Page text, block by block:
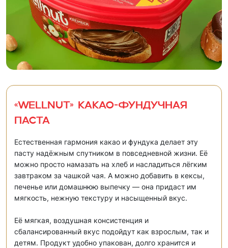
«WELLNUT» Какао-фундучная
паста
Естественная гармония какао и фундука делает эту
пасту надёжным спутником в повседневной жизни. Её
можно просто намазать на хлеб и насладиться лёгким
завтраком за чашкой чая. А можно добавить в кексы,
печенье или домашнюю выпечку — она придаст им
мягкость, нежную текстуру и насыщенный вкус.
Её мягкая, воздушная консистенция и
сбалансированный вкус подойдут как взрослым, так и
детям. Продукт удобно упакован, долго хранится и